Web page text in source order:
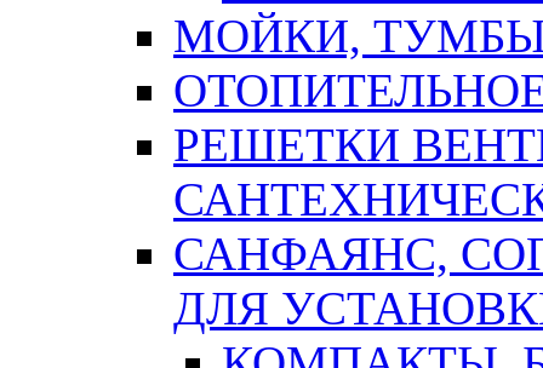
МОЙКИ,
РЕШЕТКИ
САНФАЯНС,
ДЛЯ